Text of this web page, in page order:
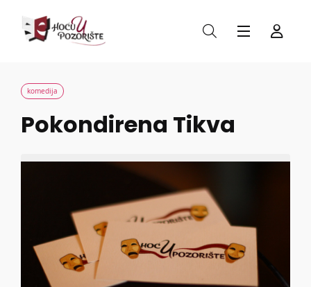
komedija
Pokondirena Tikva